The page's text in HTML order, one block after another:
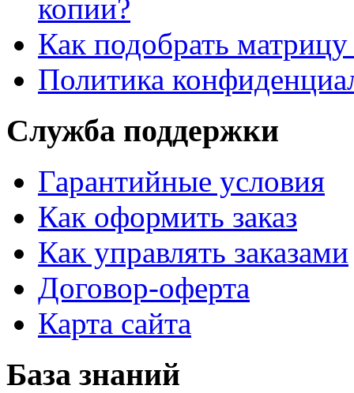
копии?
Как подобрать
Политика
Служба поддержки
Гарантийные условия
Как оформить заказ
Как управлять заказами
Договор-оферта
Карта сайта
База знаний